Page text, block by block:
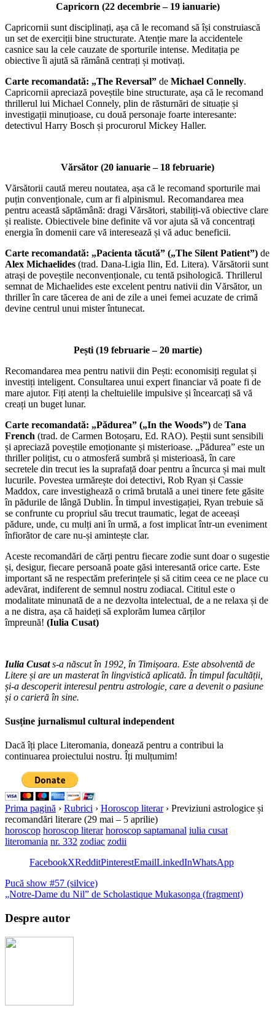
Capricorn (22 decembrie – 19 ianuarie)
Capricornii sunt disciplinați, așa că le recomand să își construiască
un set de exerciții bine structurate. Atenție mare la accidentele
casnice sau la cele cauzate de sporturile intense. Meditația pe
obiective îi ajută să rămână centrați și motivați.
Carte recomandată: „The Reversal” de Michael Connelly.
Capricornii apreciază poveștile bine structurate, așa că le recomand
thrillerul lui Michael Connely, plin de răsturnări de situație și
investigații minuțioase, cu două personaje foarte interesante:
detectivul Harry Bosch și procurorul Mickey Haller.
Vărsător (20 ianuarie – 18 februarie)
Vărsătorii caută mereu noutatea, așa că le recomand sporturile mai
puțin convenționale, cum ar fi alpinismul. Recomandarea mea
pentru această săptămână: dragi Vărsători, stabiliți-vă obiective clare
și realiste. Obiectivele bine definite vă vor ajuta să vă concentrați
energia în domenii care vă interesează și vă aduc beneficii.
Carte recomandată: „Pacienta tăcută” („The Silent Patient”) de
Alex Michaelides (trad. Dana-Ligia Ilin, Ed. Litera). Vărsătorii sunt
atrași de poveștile neconvenționale, cu tentă psihologică. Thrillerul
semnat de Michaelides este excelent pentru nativii din Vărsător, un
thriller în care tăcerea de ani de zile a unei femei acuzate de crimă
devine centrul unui mister întunecat.
Pești (19 februarie – 20 martie)
Recomandarea mea pentru nativii din Pești: economisiți regulat și
investiți inteligent. Consultarea unui expert financiar vă poate fi de
mare ajutor. Fiți atenți la cheltuielile impulsive și încearcați să vă
creați un buget lunar.
Carte recomandată: „Pădurea” („In the Woods”) de Tana
French (trad. de Carmen Botoșaru, Ed. RAO). Peștii sunt sensibili
și apreciază poveștile emoționante și misterioase. „Pădurea” este un
thriller polițist, cu o atmosferă sumbră și misterioasă, în care
secretele din trecut ies la suprafață doar pentru a încurca și mai mult
lucurile. Povestea urmărește doi detectivi, Rob Ryan și Cassie
Maddox, care investighează o crimă brutală a unei tinere fete găsite
în pădurile de lângă Dublin. În timpul investigației, Ryan trebuie să
se confrunte cu propriul său trecut traumatic, legat de aceeași
pădure, unde, cu mulți ani în urmă, a fost implicat într-un eveniment
înfiorător de care nu-și amintește clar.
Aceste recomandări de cărți pentru fiecare zodie sunt doar o sugestie
și, desigur, fiecare persoană poate găsi interesantă orice carte. Este
important să ne respectăm preferințele și să citim ceea ce ne place cu
adevărat, indiferent de semnul nostru zodiacal. Cititul este o
modalitate minunată de a ne dezvolta intelectual, de a ne relaxa și de
a ne distra, așa că haideți să explorăm lumea cărților
împreună! (Iulia Cusat)
Iulia Cusats-a născut în 1992, în Timișoara. Este absolventă de
Litere și are un masterat în lingvistică aplicată. În timpul facultății,
și-a descoperit interesul pentru astrologie, care a devenit o pasiune
și o carieră în sine.
Susține jurnalismul cultural independent
Dacă îți place Literomania, donează pentru a contribui la
continuarea proiectului nostru. Îți mulțumim!
Prima pagină › Rubrici › Horoscop literar › Previziuni astrologice și
recomandări literare (29 mai – 5 aprilie)
horoscop horoscop literar horoscop saptamanal iulia cusat
literomania nr. 332 zodiac zodii
FacebookXRedditPinterestEmailLinkedInWhatsApp
Pucă show #57 (silvice)
„Notre-Dame du Nil” de Scholastique Mukasonga (fragment)
Despre autor